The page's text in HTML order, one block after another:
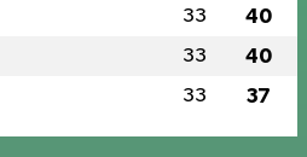
33 40
33 40
33 37